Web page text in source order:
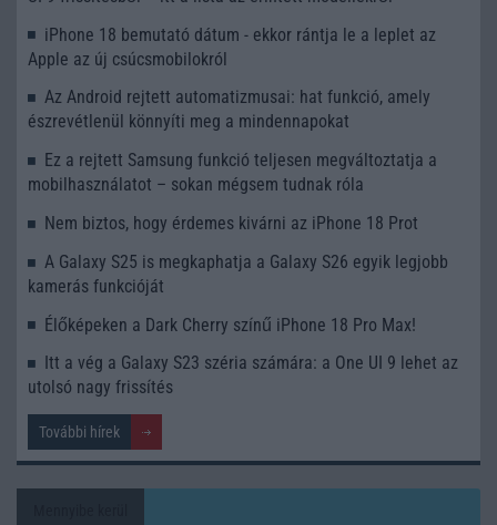
iPhone 18 bemutató dátum - ekkor rántja le a leplet az
Apple az új csúcsmobilokról
Az Android rejtett automatizmusai: hat funkció, amely
észrevétlenül könnyíti meg a mindennapokat
Ez a rejtett Samsung funkció teljesen megváltoztatja a
mobilhasználatot – sokan mégsem tudnak róla
Nem biztos, hogy érdemes kivárni az iPhone 18 Prot
A Galaxy S25 is megkaphatja a Galaxy S26 egyik legjobb
kamerás funkcióját
Élőképeken a Dark Cherry színű iPhone 18 Pro Max!
Itt a vég a Galaxy S23 széria számára: a One UI 9 lehet az
utolsó nagy frissítés
További hírek